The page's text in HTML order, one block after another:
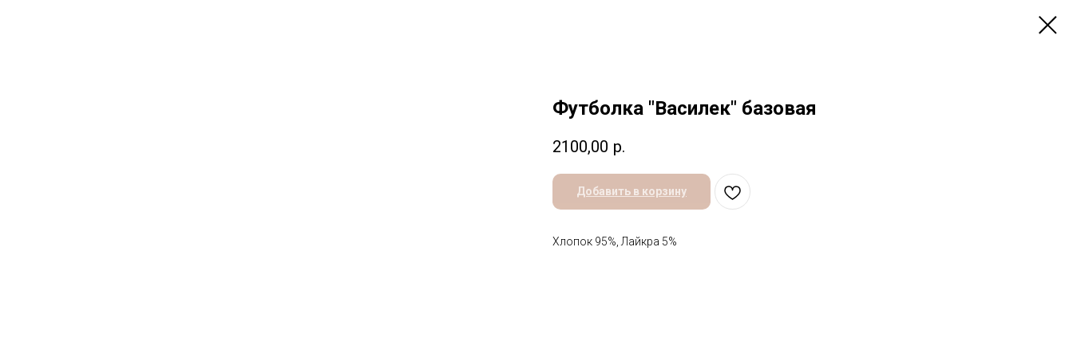
Футболка "Василек" базовая
2100,00 р.
Добавить в корзину
Хлопок 95%, Лайкра 5%